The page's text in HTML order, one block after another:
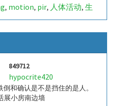
, motion, pir, 人体活动, 生
室内定位,室内,indoor,
living quality,ilq,
849712
hypocrite420
和确认是不是挡住的是人。
展小房南边墙